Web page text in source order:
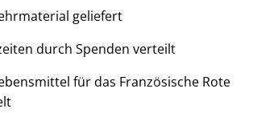
geliefert
durch Spenden verteilt
für das Französische Rote